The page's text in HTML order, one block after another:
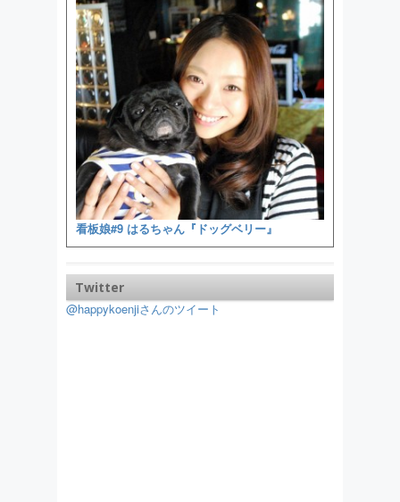
看板娘#9 はるちゃん『ドッグベリー』
Twitter
@happykoenjiさんのツイート